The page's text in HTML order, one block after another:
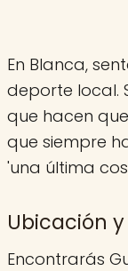
En Blanca,
deporte local.
que hacen
que siempre
'una última
Ubicación
Encontrarás